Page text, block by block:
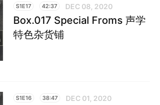
S1E17 42:37 DEC 08, 2020
Box.017 Special Froms 声学
特色杂货铺
S1E16 38:47 DEC 01, 2020